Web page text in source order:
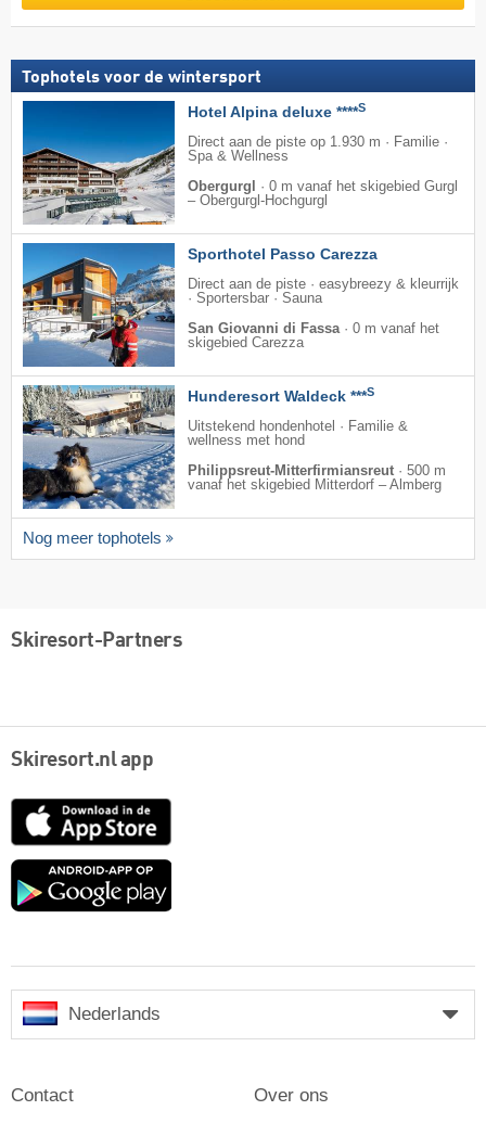
Tophotels voor de wintersport
Hotel Alpina deluxe ****S
Direct aan de piste op 1.930 m · Familie ·
Spa & Wellness
Obergurgl
· 0 m vanaf het skigebied Gurgl
– Obergurgl-Hochgurgl
Sporthotel Passo Carezza
Direct aan de piste · easybreezy & kleurrijk
· Sportersbar · Sauna
San Giovanni di Fassa· 0 m vanaf het
skigebied Carezza
Hunderesort Waldeck ***S
Uitstekend hondenhotel · Familie &
wellness met hond
Philippsreut-Mitterfirmiansreut · 500 m
vanaf het skigebied Mitterdorf – Almberg
Nog meer tophotels
Skiresort-Partners
Skiresort.nl app
App
Google
Nederlands
Contact Over ons